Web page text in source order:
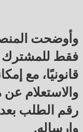
وأوضحت
فقط للمشترك
قانونيًا، مع
والاستعلام
رقم الطلب بعد
وإرساله.